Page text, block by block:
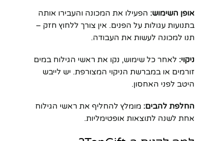
אופן השימוש: הפעילו את המכונה והעבירו אותה
בתנועות עגולות על הפנים. אין צורך ללחוץ חזק –
תנו למכונה לעשות את העבודה.
ניקוי: לאחר כל שימוש, נקו את ראשי הגילוח במים
זורמים או במברשת הניקוי המצורפת. יש לייבש
היטב לפני האחסון.
החלפת להבים: מומלץ להחליף את ראשי הגילוח
אחת לשנה לתוצאות אופטימליות.